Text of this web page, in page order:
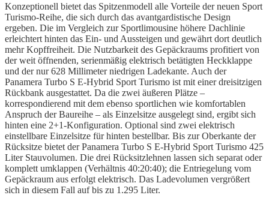
Konzeptionell bietet das Spitzenmodell alle Vorteile der neuen Sport
Turismo-Reihe, die sich durch das avantgardistische Design
ergeben. Die im Vergleich zur Sportlimousine höhere Dachlinie
erleichtert hinten das Ein- und Aussteigen und gewährt dort deutlich
mehr Kopffreiheit. Die Nutzbarkeit des Gepäckraums profitiert von
der weit öffnenden, serienmäßig elektrisch betätigten Heckklappe
und der nur 628 Millimeter niedrigen Ladekante. Auch der
Panamera Turbo S E-Hybrid Sport Turismo ist mit einer dreisitzigen
Rückbank ausgestattet. Da die zwei äußeren Plätze –
korrespondierend mit dem ebenso sportlichen wie komfortablen
Anspruch der Baureihe – als Einzelsitze ausgelegt sind, ergibt sich
hinten eine 2+1-Konfiguration. Optional sind zwei elektrisch
einstellbare Einzelsitze für hinten bestellbar. Bis zur Oberkante der
Rücksitze bietet der Panamera Turbo S E-Hybrid Sport Turismo 425
Liter Stauvolumen. Die drei Rücksitzlehnen lassen sich separat oder
komplett umklappen (Verhältnis 40:20:40); die Entriegelung vom
Gepäckraum aus erfolgt elektrisch. Das Ladevolumen vergrößert
sich in diesem Fall auf bis zu 1.295 Liter.